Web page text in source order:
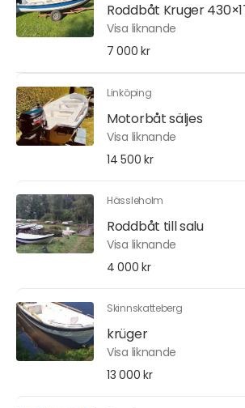
Roddbåt Kruger
Visa liknande
7 000 kr
Linköping
Motorbåt säljes
Visa liknande
14 500 kr
Hässleholm
Roddbåt till salu
Visa liknande
4 000 kr
Skinnskatteberg
krüger
Visa liknande
13 000 kr